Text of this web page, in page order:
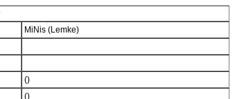
MiNis (Lemke)
()
()